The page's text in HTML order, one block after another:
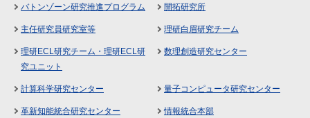
バトンゾーン研究推進プログラム 開拓研究所
主任研究員研究室等 理研白眉研究チーム
理研ECL研究チーム・理研ECL研
究ユニット
数理創造研究センター
計算科学研究センター 量子コンピュータ研究センター
革新知能統合研究センター 情報統合本部